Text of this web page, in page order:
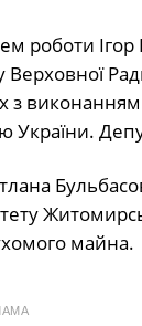
роботи
з
України.
майна.